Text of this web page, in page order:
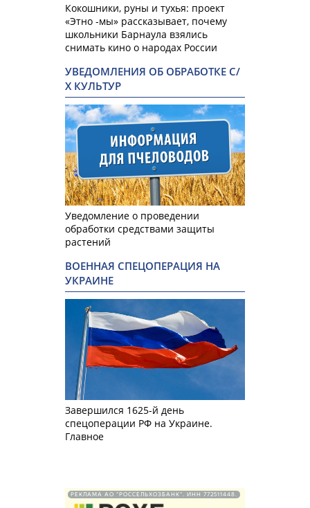
Кокошники, руны и тухья: проект
«Этно -мы» рассказывает, почему
школьники Барнаула взялись
снимать кино о народах России
УВЕДОМЛЕНИЯ ОБ ОБРАБОТКЕ С/
Х КУЛЬТУР
Уведомление о проведении
обработки средствами защиты
растений
ВОЕННАЯ СПЕЦОПЕРАЦИЯ НА
УКРАИНЕ
Завершился 1625-й день
спецоперации РФ на Украине.
Главное
РЕКЛАМА АО "РОССЕЛЬХОЗБАНК". ИНН 772511448.